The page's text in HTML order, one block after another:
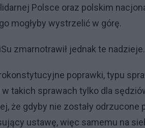
Polsce oraz polskim
mogłyby wystrzelić w górę.
zmarnotrawił jednak te nadzieje.
poprawki, typu
takich sprawach tylko dla
że gdyby nie zostały odrzucone
ustawę, więc samemu na